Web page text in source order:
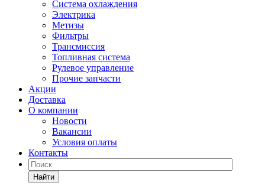
Система охлаждения
Электрика
Метизы
Фильтры
Трансмиссия
Топливная система
Рулевое управление
Прочие запчасти
Акции
Доставка
О компании
Новости
Вакансии
Условия оплаты
Контакты
Найти